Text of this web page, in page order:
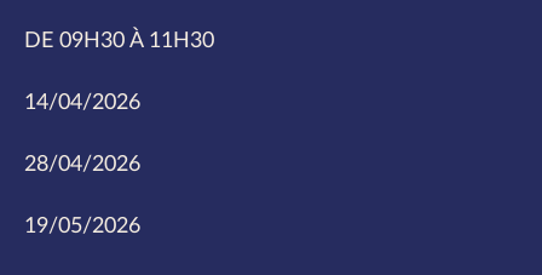
DE 09H30 À 11H30
14/04/2026
28/04/2026
19/05/2026